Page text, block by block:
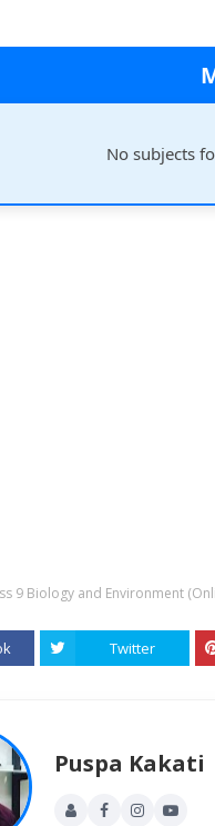
No subjects
9 Biology and Environment
Twitter
Puspa Kakati